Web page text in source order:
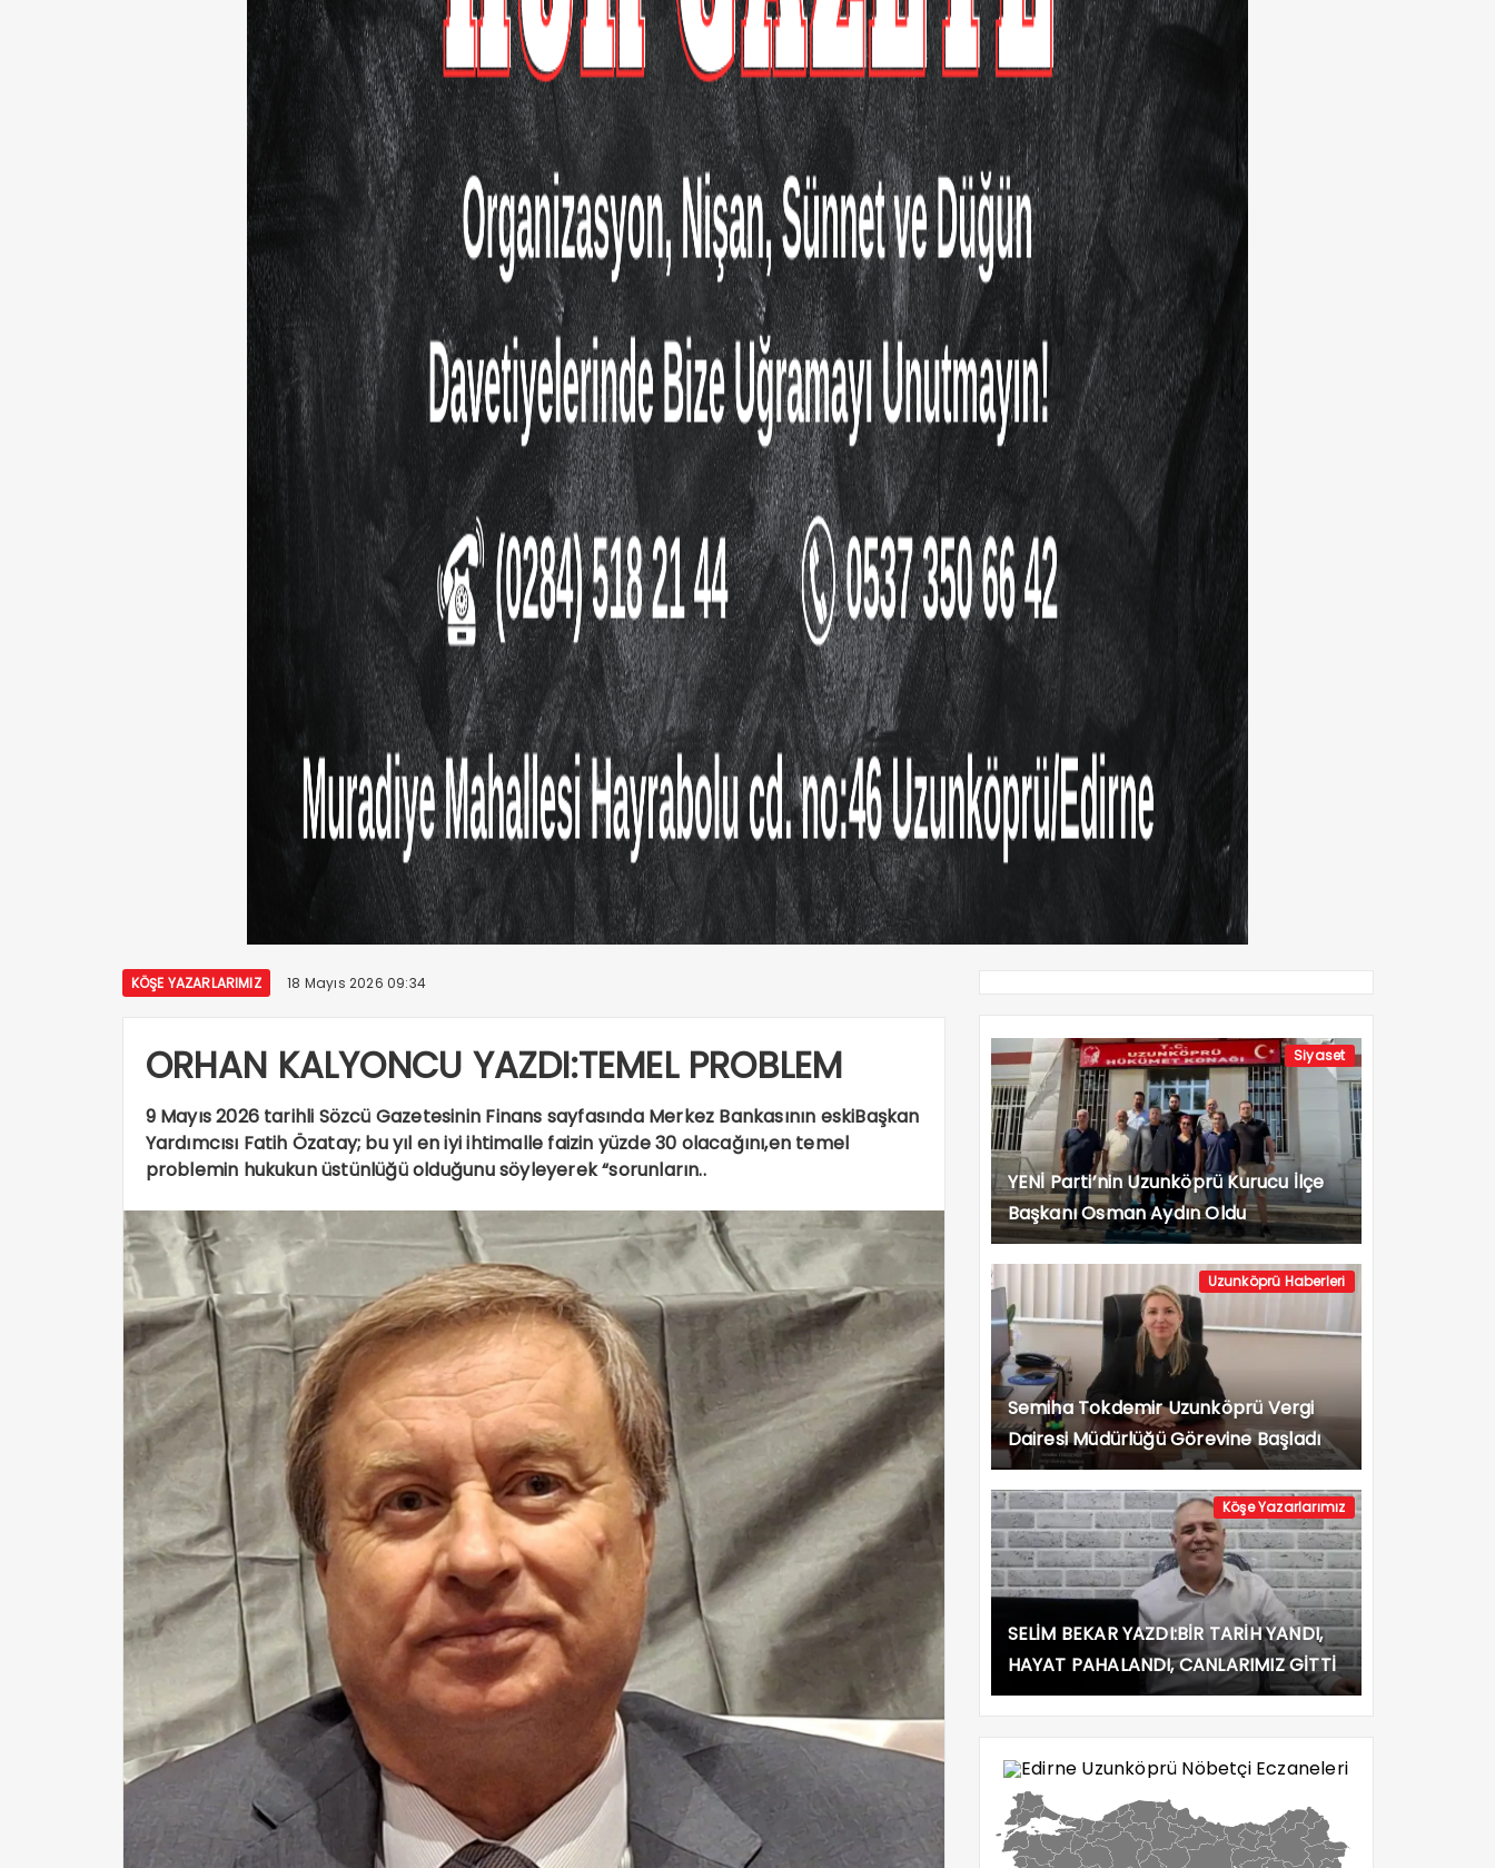
KÖŞE YAZARLARIMIZ 18 Mayıs 2026 09:34
ORHAN KALYONCU YAZDI:TEMEL PROBLEM
9 Mayıs 2026 tarihli Sözcü Gazetesinin Finans sayfasında Merkez Bankasının eskiBaşkan
Yardımcısı Fatih Özatay; bu yıl en iyi ihtimalle faizin yüzde 30 olacağını,en temel
problemin hukukun üstünlüğü olduğunu söyleyerek “sorunların..
Siyaset
YENİ Parti’nin Uzunköprü Kurucu İlçe
Başkanı Osman Aydın Oldu
Uzunköprü Haberleri
Semiha Tokdemir Uzunköprü Vergi
Dairesi Müdürlüğü Görevine Başladı
Köşe Yazarlarımız
SELİM BEKAR YAZDI:BİR TARİH YANDI,
HAYAT PAHALANDI, CANLARIMIZ GİTTİ